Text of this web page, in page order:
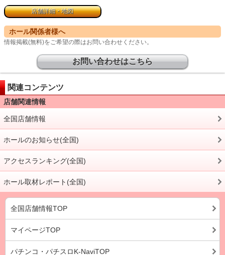
店舗詳細・地図
ホール関係者様へ
情報掲載(無料)をご希望の際はお問い合わせください。
お問い合わせはこちら
関連コンテンツ
店舗関連情報
全国店舗情報
ホールのお知らせ(全国)
アクセスランキング(全国)
ホール取材レポート(全国)
全国店舗情報TOP
マイページTOP
パチンコ・パチスロK-NaviTOP